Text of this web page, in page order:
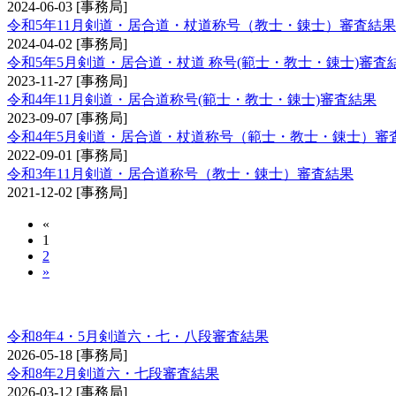
2024-06-03 [事務局]
令和5年11月剣道・居合道・杖道称号（教士・錬士）審査結果
2024-04-02 [事務局]
令和5年5月剣道・居合道・杖道 称号(範士・教士・錬士)審査
2023-11-27 [事務局]
令和4年11月剣道・居合道称号(範士・教士・錬士)審査結果
2023-09-07 [事務局]
令和4年5月剣道・居合道・杖道称号（範士・教士・錬士）審
2022-09-01 [事務局]
令和3年11月剣道・居合道称号（教士・錬士）審査結果
2021-12-02 [事務局]
«
1
2
»
令和8年4・5月剣道六・七・八段審査結果
2026-05-18 [事務局]
令和8年2月剣道六・七段審査結果
2026-03-12 [事務局]